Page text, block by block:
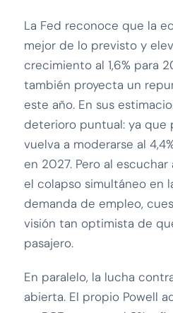
La Fed reconoce que la
mejor de lo previsto y
crecimiento al 1,6% para
también proyecta un
este año. En sus
deterioro puntual: ya que
vuelva a moderarse al
en 2027. Pero al
el colapso simultáneo en
demanda de empleo,
visión tan optimista de
pasajero.
En paralelo, la lucha
abierta. El propio Powell